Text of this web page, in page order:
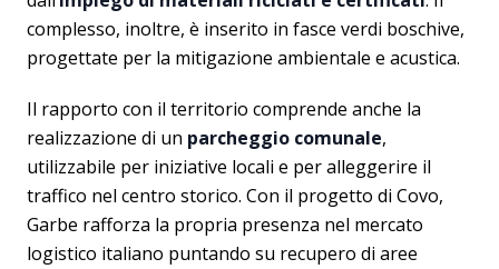
complesso, inoltre, è inserito in fasce verdi boschive,
progettate per la mitigazione ambientale e acustica.
Il rapporto con il territorio comprende anche la
realizzazione di un parcheggio comunale,
utilizzabile per iniziative locali e per alleggerire il
traffico nel centro storico. Con il progetto di Covo,
Garbe rafforza la propria presenza nel mercato
logistico italiano puntando su recupero di aree